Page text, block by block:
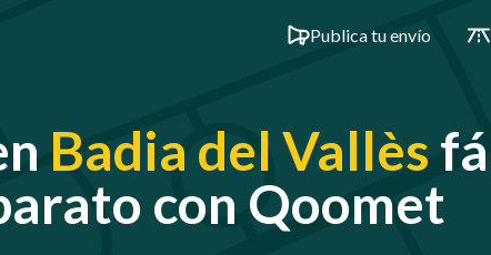
Publica tu envío
Badia del Vallès
con Qoomet